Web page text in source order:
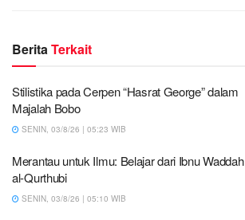
BeritaTerkait
Stilistika pada Cerpen “Hasrat George” dalam
Majalah Bobo
SENIN, 03/8/26 | 05:23 WIB
Merantau untuk Ilmu: Belajar dari Ibnu Waddah
al-Qurthubi
SENIN, 03/8/26 | 05:10 WIB